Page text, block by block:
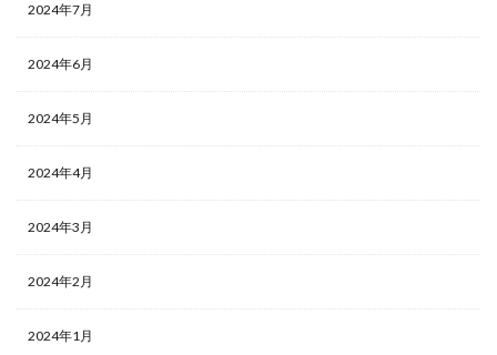
2024年7月
2024年6月
2024年5月
2024年4月
2024年3月
2024年2月
2024年1月